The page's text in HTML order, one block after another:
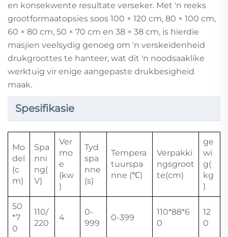
en konsekwente resultate verseker. Met 'n reeks
grootformaatopsies soos 100 × 120 cm, 80 × 100 cm,
60 × 80 cm, 50 × 70 cm en 38 × 38 cm, is hierdie
masjien veelsydig genoeg om 'n verskeidenheid
drukgroottes te hanteer, wat dit 'n noodsaaklike
werktuig vir enige aangepaste drukbesigheid
maak.
Spesifikasie
Mo
del
(c
m)
Spa
nni
ng(
V)
Ver
mo
e
(kw
)
Tyd
spa
nne
(s)
Tempera
tuurspa
nne (℃)
Verpakki
ngsgroot
te(cm)
ge
wi
g(
kg
)
50
*7
0
110/
220
4
0-
999
0-399
110*88*6
0
12
0